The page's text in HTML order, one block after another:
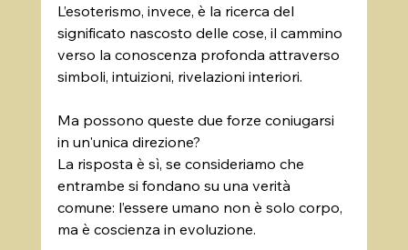
L’esoterismo, invece, è la ricerca del
significato nascosto delle cose, il cammino
verso la conoscenza profonda attraverso
simboli, intuizioni, rivelazioni interiori.
Ma possono queste due forze coniugarsi
in un'unica direzione?
La risposta è sì, se consideriamo che
entrambe si fondano su una verità
comune: l’essere umano non è solo corpo,
ma è coscienza in evoluzione.